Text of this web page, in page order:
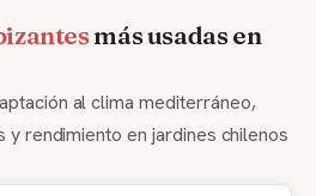
más usadas en
al clima mediterráneo,
y rendimiento en jardines chilenos